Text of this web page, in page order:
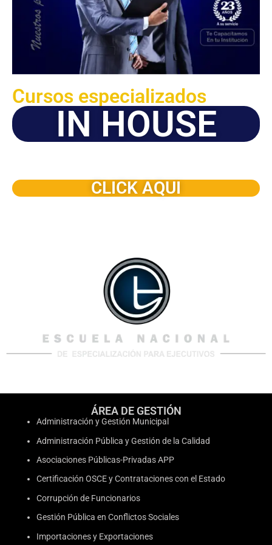
Cursos especializados
IN HOUSE
CLICK AQUI
ÁREA DE GESTIÓN
Administración y Gestión Municipal
Administración Pública y Gestión de la Calidad
Asociaciones Públicas-Privadas APP
Certificación OSCE y Contrataciones con el Estado
Corrupción de Funcionarios
Gestión Pública en Conflictos Sociales
Importaciones y Exportaciones